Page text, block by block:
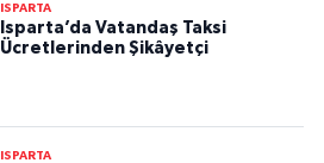
ISPARTA
Isparta’da Vatandaş Taksi
Ücretlerinden Şikâyetçi
ISPARTA